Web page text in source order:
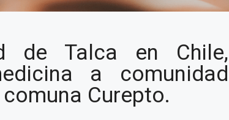
mediante
por
de Talca en Chile,
a comunidad
Curepto.